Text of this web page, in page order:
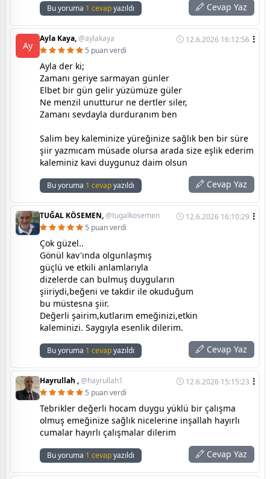
Bu yoruma 1 cevapyazıldı Cevap Yaz
Ay
Ayla Kaya,@aylakaya
12.6.2026 16:12:56
5 puan verdi
Ayla der ki;
Zamanı geriye sarmayan günler
Elbet bir gün gelir yüzümüze güler
Ne menzil unutturur ne dertler siler,
Zamanı sevdayla durduranım ben
Salim bey kaleminize yüreğinize sağlık ben bir süre
şiir yazmıcam müsade olursa arada size eşlik ederim
kaleminiz kavi duygunuz daim olsun
Bu yoruma 1 cevapyazıldı Cevap Yaz
TUĞAL KÖSEMEN,@tugalkosemen
12.6.2026 16:10:29
5 puan verdi
Çok güzel..
Gönül kav'ında olgunlaşmış
güçlü ve etkili anlamlarıyla
dizelerde can bulmuş duyguların
şiiriydi,beğeni ve takdir ile okuduğum
bu müstesna şiir.
Değerli şairim,kutlarım emeğinizi,etkin
kaleminizi. Saygıyla esenlik dilerim.
Bu yoruma 1 cevapyazıldı Cevap Yaz
Hayrullah ,@hayrullah1
12.6.2026 15:15:23
5 puan verdi
Tebrikler değerli hocam duygu yüklü bir çalışma
olmuş emeğinize sağlık nicelerine inşallah hayırlı
cumalar hayırlı çalışmalar dilerim
Bu yoruma 1 cevapyazıldı Cevap Yaz